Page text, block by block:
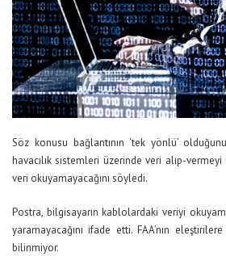
Söz konusu bağlantının ‘tek yönlü’
havacılık sistemleri üzerinde veri alıp-
veri okuyamayacağını söyledi.
Postra, bilgisayarın kablolardaki veriyi
yaramayacağını ifade etti. FAA’nın
bilinmiyor.